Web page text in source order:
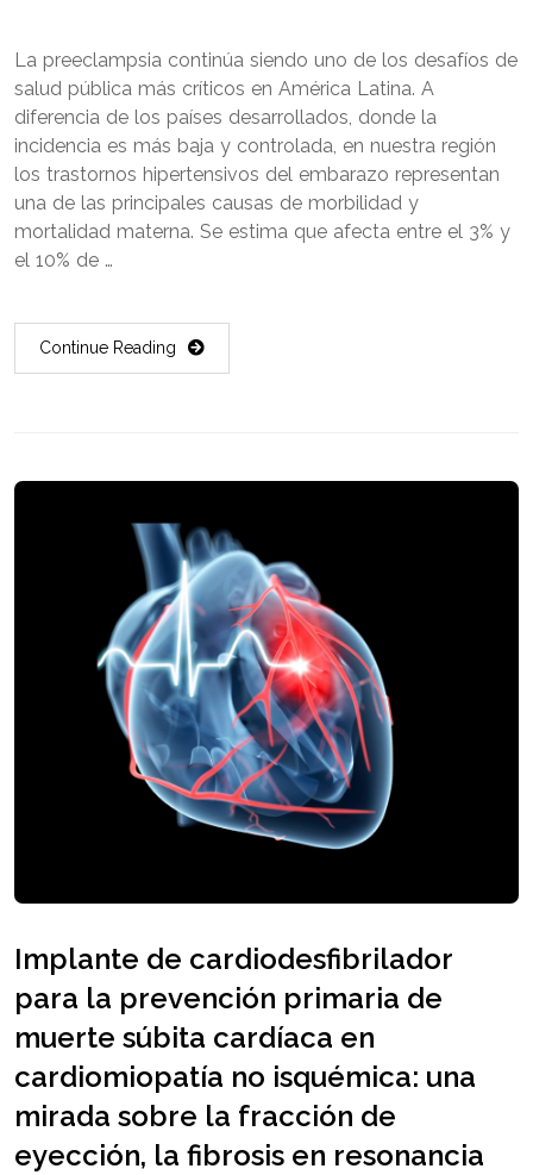
La preeclampsia continúa siendo uno de los desafíos de
salud pública más críticos en América Latina. A
diferencia de los países desarrollados, donde la
incidencia es más baja y controlada, en nuestra región
los trastornos hipertensivos del embarazo representan
una de las principales causas de morbilidad y
mortalidad materna. Se estima que afecta entre el 3% y
el 10% de …
Continue Reading
Implante de cardiodesfibrilador
para la prevención primaria de
muerte súbita cardíaca en
cardiomiopatía no isquémica: una
mirada sobre la fracción de
eyección, la fibrosis en resonancia